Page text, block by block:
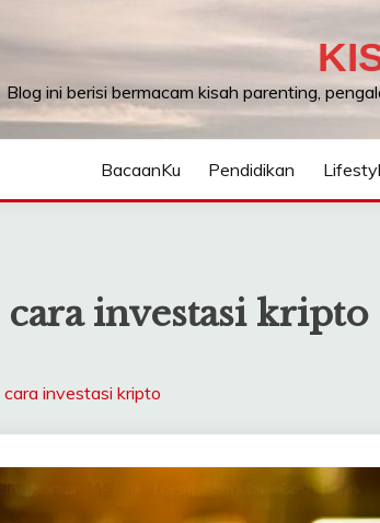
Blog ini berisi bermacam kisah parenting,
BacaanKu Pendidikan
cara investasi kripto
cara investasi kripto